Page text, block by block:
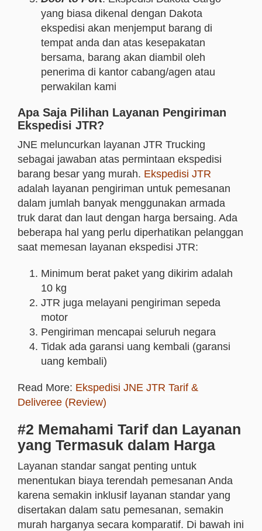
yang biasa dikenal dengan Dakota
ekspedisi akan menjemput barang di
tempat anda dan atas kesepakatan
bersama, barang akan diambil oleh
penerima di kantor cabang/agen atau
perwakilan kami
Apa Saja Pilihan Layanan Pengiriman
Ekspedisi JTR?
JNE meluncurkan layanan JTR Trucking
sebagai jawaban atas permintaan ekspedisi
barang besar yang murah. Ekspedisi JTR
adalah layanan pengiriman untuk pemesanan
dalam jumlah banyak menggunakan armada
truk darat dan laut dengan harga bersaing. Ada
beberapa hal yang perlu diperhatikan pelanggan
saat memesan layanan ekspedisi JTR:
Minimum berat paket yang dikirim adalah
10 kg
JTR juga melayani pengiriman sepeda
motor
Pengiriman mencapai seluruh negara
Tidak ada garansi uang kembali (garansi
uang kembali)
Read More: Ekspedisi JNE JTR Tarif &
Deliveree (Review)
#2 Memahami Tarif dan Layanan
yang Termasuk dalam Harga
Layanan standar sangat penting untuk
menentukan biaya terendah pemesanan Anda
karena semakin inklusif layanan standar yang
disertakan dalam satu pemesanan, semakin
murah harganya secara komparatif. Di bawah ini